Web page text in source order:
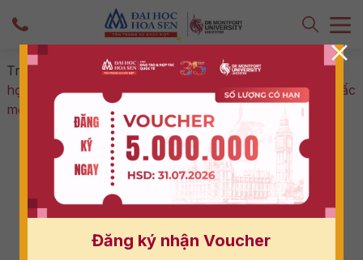
Trang chủ Tuyển sinh - Hướng nghiệp-
Khi bằng Đại
học 150 năm tuổi từ Vương quốc Anh không còn là “giấc
mơ xa xỉ” của cha mẹ Việt
Khi bằng Đại học 150 năm tuổi từ Vương
quốc Anh không còn là “giấc mơ xa xỉ”
của cha mẹ Việt
18/05/2026
“Làm sao để con sở hữu tấm bằng đại học quốc tế danh
Đăng ký nhận Voucher